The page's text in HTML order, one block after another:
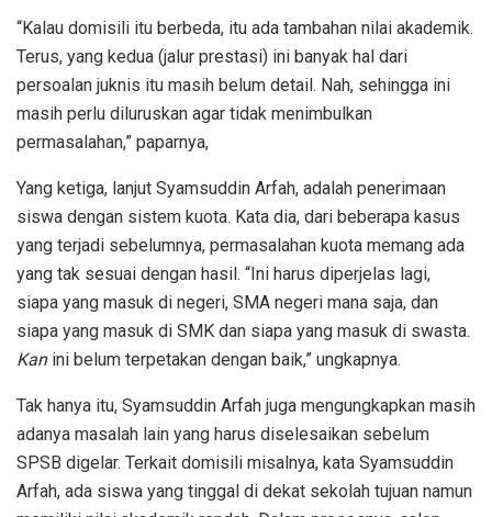
“Kalau domisili itu berbeda, itu ada tambahan nilai akademik.
Terus, yang kedua (jalur prestasi) ini banyak hal dari
persoalan juknis itu masih belum detail. Nah, sehingga ini
masih perlu diluruskan agar tidak menimbulkan
permasalahan,” paparnya,
Yang ketiga, lanjut Syamsuddin Arfah, adalah penerimaan
siswa dengan sistem kuota. Kata dia, dari beberapa kasus
yang terjadi sebelumnya, permasalahan kuota memang ada
yang tak sesuai dengan hasil. “Ini harus diperjelas lagi,
siapa yang masuk di negeri, SMA negeri mana saja, dan
siapa yang masuk di SMK dan siapa yang masuk di swasta.
Kanini belum terpetakan dengan baik,” ungkapnya.
Tak hanya itu, Syamsuddin Arfah juga mengungkapkan masih
adanya masalah lain yang harus diselesaikan sebelum
SPSB digelar. Terkait domisili misalnya, kata Syamsuddin
Arfah, ada siswa yang tinggal di dekat sekolah tujuan namun